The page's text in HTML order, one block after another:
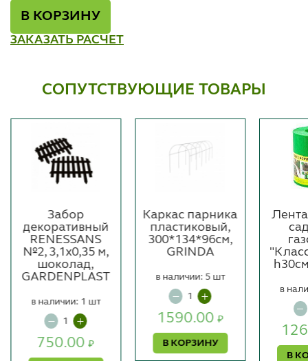
В КОРЗИНУ
ЗАКАЗАТЬ РАСЧЕТ
СОПУТСТВУЮЩИЕ ТОВАРЫ
Забор
декоративный
RENESSANS
№2, 3,1х0,35 м,
шоколад,
GARDENPLAST
750.00₽
в наличии: 1 шт
Каркас парника
пластиковый,
300*134*96см,
GRINDA
1590.00₽
В КОРЗИНУ
в наличии: 5 шт
В
в